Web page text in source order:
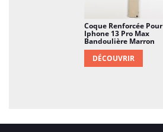
Coque Renforcée Pour
Iphone 13 Pro Max
Bandoulière Marron
DÉCOUVRIR